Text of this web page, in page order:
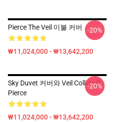
Pierce The Veil 이불 커버
₩11,024,000 - ₩13,642,200
-20%
Sky Duvet 커버와 Veil Collide를
Pierce
₩11,024,000 - ₩13,642,200
-20%